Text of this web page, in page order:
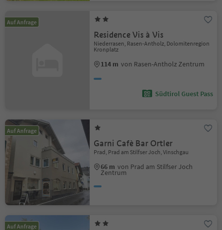
Auf Anfrage
Residence Vis à Vis
Niederrasen, Rasen-Antholz, Dolomitenregion
Kronplatz
114 m von Rasen-Antholz Zentrum
Südtirol Guest Pass
Auf Anfrage
Garni Cafè Bar Ortler
Prad, Prad am Stilfser Joch, Vinschgau
66 m von Prad am Stilfser Joch
Zentrum
Auf Anfrage